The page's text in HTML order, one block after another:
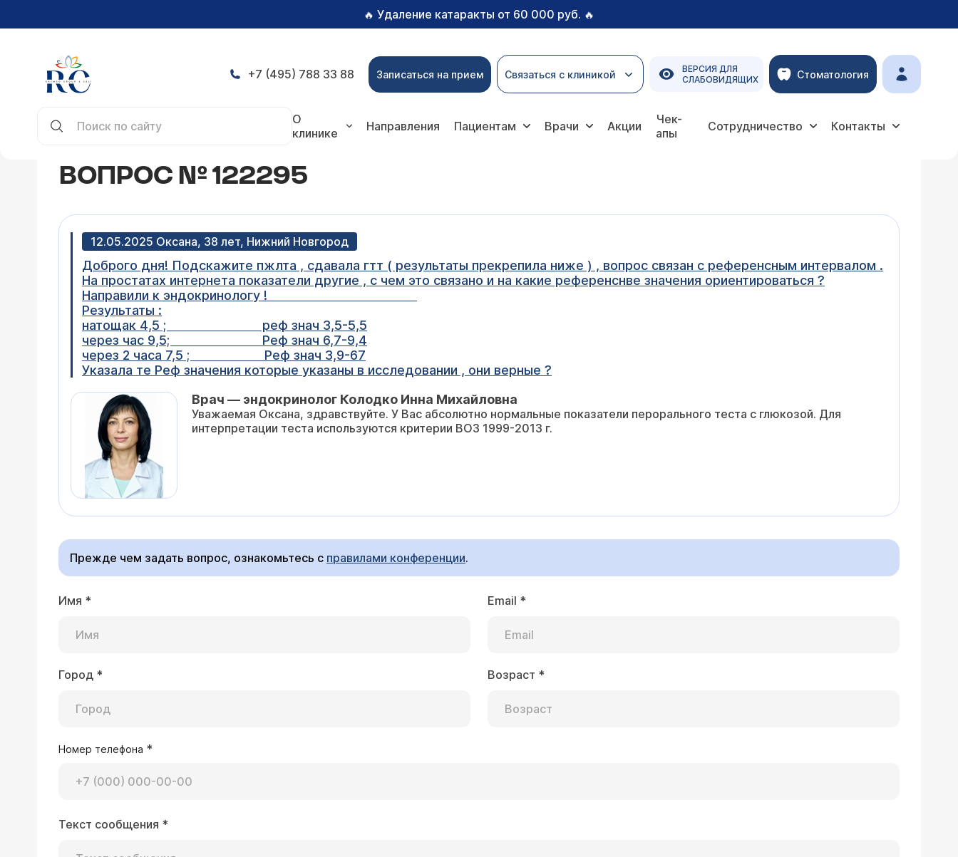
🔥 Удаление катаракты от 60 000 руб. 🔥
+7 (495) 788 33 88 Записаться на прием Связаться с клиникой
ВЕРСИЯ ДЛЯ
СЛАБОВИДЯЩИХ
Стоматология
О
клинике
Направления Пациентам Врачи Акции
Чек-
апы
Сотрудничество Контакты
ВОПРОС № 122295
12.05.2025 Оксана, 38 лет, Нижний Новгород
Доброго дня! Подскажите пжлта , сдавала гтт ( результаты прекрепила ниже ) , вопрос связан с референсным интервалом .
На простатах интернета показатели другие , с чем это связано и на какие референснве значения ориентироваться ?
Направили к эндокринологу !
Результаты :
натощак 4,5 ; реф знач 3,5-5,5
через час 9,5; Реф знач 6,7-9,4
через 2 часа 7,5 ; Реф знач 3,9-67
Указала те Реф значения которые указаны в исследовании , они верные ?
Врач — эндокринолог Колодко Инна Михайловна
Уважаемая Оксана, здравствуйте. У Вас абсолютно нормальные показатели перорального теста с глюкозой. Для
интерпретации теста используются критерии ВОЗ 1999-2013 г.
Прежде чем задать вопрос, ознакомьтесь с правилами конференции.
Имя * Email *
Город * Возраст *
Номер телефона *
Текст сообщения *